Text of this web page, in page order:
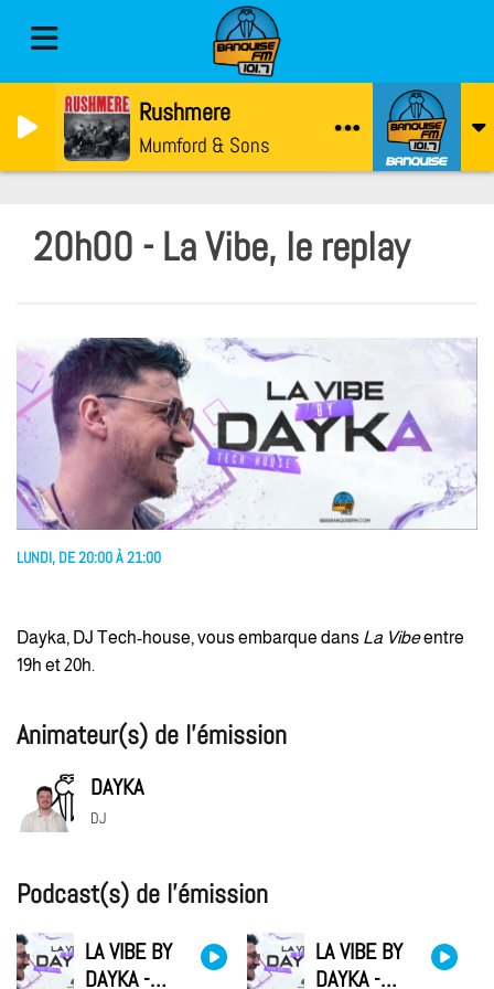
Rushmere
Mumford & Sons
20h00 - La Vibe, le replay
LUNDI, DE 20:00 À 21:00
Dayka, DJ Tech-house, vous embarque dans La Vibeentre
19h et 20h.
Animateur(s) de l’émission
DAYKA
DJ
Podcast(s) de l’émission
LA VIBE BY
DAYKA -
LA VIBE BY
DAYKA -